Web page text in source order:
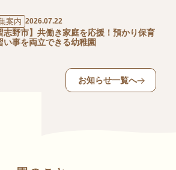
案内 2026.07.22
志野市】共働き家庭を応援！預かり保育
い事を両立できる幼稚園
お知らせ一覧へ